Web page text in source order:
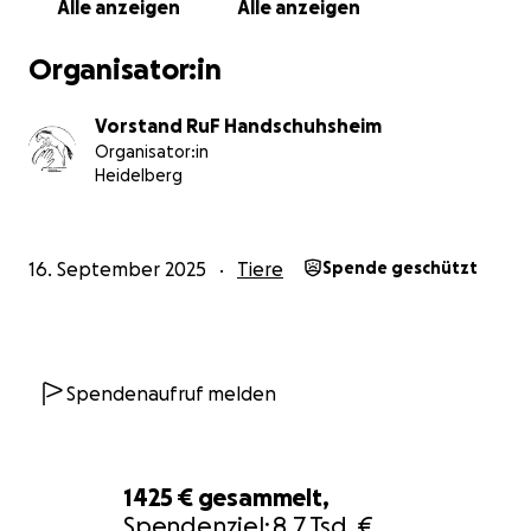
1425 € gesammelt,
Aktion bedeutet uns sehr viel. Gemeinsam können wir
glückliche Jahre bei uns zu verbringen – mehr als
so treuer Begleiter und verlässlicher Mitarbeiter war!
Wir danken euch von Herzen danke für eure Hilfe ❤
Alle anzeigen Alle anzeigen
Organisator:in
Vorstand RuF Handschuhsheim
Organisator:in
Heidelberg
16. September 2025 Tiere Spende geschützt
Spendenaufruf melden